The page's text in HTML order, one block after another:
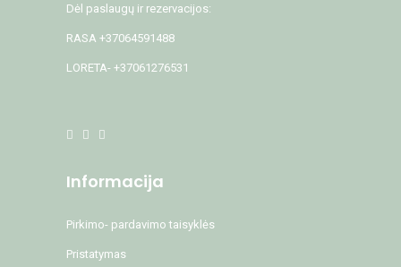
Dėl paslaugų ir rezervacijos:
RASA +37064591488
LORETA- +37061276531
Informacija
Pirkimo- pardavimo taisyklės
Pristatymas